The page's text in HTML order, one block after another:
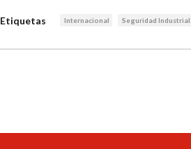
Etiquetas Internacional Seguridad Industrial